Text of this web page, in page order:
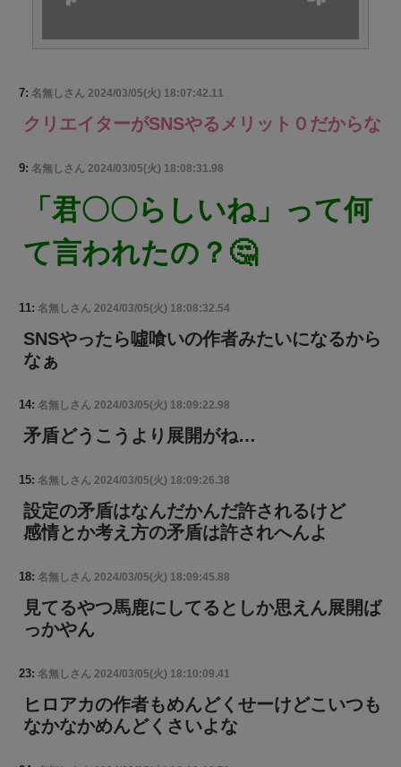
7: 名無しさん 2024/03/05(火) 18:07:42.11
クリエイターがSNSやるメリット０だからな
9: 名無しさん 2024/03/05(火) 18:08:31.98
「君〇〇らしいね」って何
て言われたの？🤔
11: 名無しさん 2024/03/05(火) 18:08:32.54
SNSやったら噓喰いの作者みたいになるから
なぁ
14: 名無しさん 2024/03/05(火) 18:09:22.98
矛盾どうこうより展開がね…
15: 名無しさん 2024/03/05(火) 18:09:26.38
設定の矛盾はなんだかんだ許されるけど
感情とか考え方の矛盾は許されへんよ
18: 名無しさん 2024/03/05(火) 18:09:45.88
見てるやつ馬鹿にしてるとしか思えん展開ば
っかやん
23: 名無しさん 2024/03/05(火) 18:10:09.41
ヒロアカの作者もめんどくせーけどこいつも
なかなかめんどくさいよな